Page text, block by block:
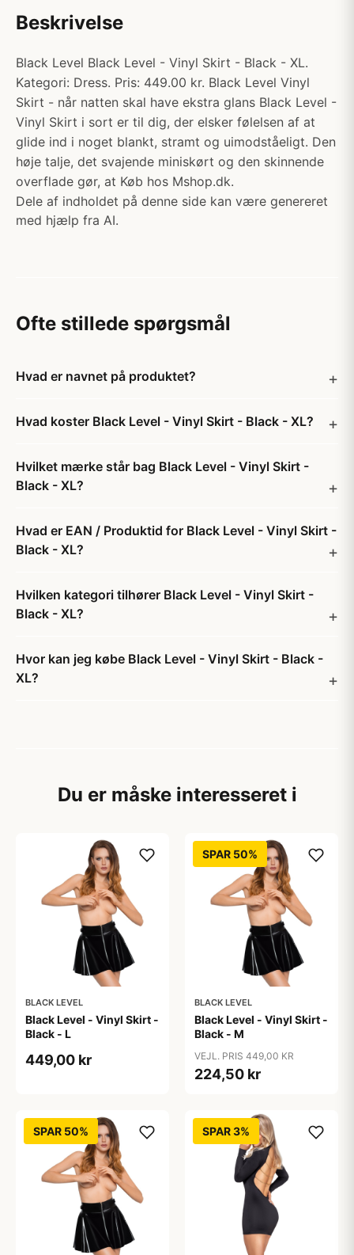
Beskrivelse
Black Level Black Level - Vinyl Skirt - Black - XL.
Kategori: Dress. Pris: 449.00 kr. Black Level Vinyl
Skirt - når natten skal have ekstra glans Black Level -
Vinyl Skirt i sort er til dig, der elsker følelsen af at
glide ind i noget blankt, stramt og uimodståeligt. Den
høje talje, det svajende miniskørt og den skinnende
overflade gør, at Køb hos Mshop.dk.
Dele af indholdet på denne side kan være genereret
med hjælp fra AI.
Ofte stillede spørgsmål
Hvad er navnet på produktet?
Hvad koster Black Level - Vinyl Skirt - Black - XL?
Hvilket mærke står bag Black Level - Vinyl Skirt -
Black - XL?
Hvad er EAN / Produktid for Black Level - Vinyl Skirt -
Black - XL?
Hvilken kategori tilhører Black Level - Vinyl Skirt -
Black - XL?
Hvor kan jeg købe Black Level - Vinyl Skirt - Black -
XL?
Du er måske interesseret i
BLACK LEVEL
Black Level - Vinyl Skirt -
Black - L
449,00 kr
SPAR 50%
BLACK LEVEL
Black Level - Vinyl Skirt -
Black - M
VEJL. PRIS 449,00 KR
224,50 kr
SPAR 50% SPAR 3%